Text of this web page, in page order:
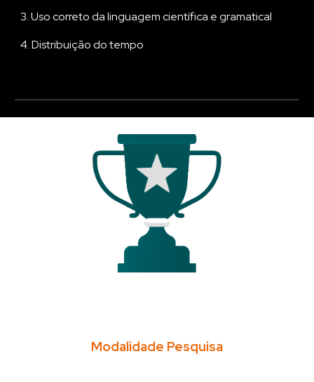
3. Uso correto da linguagem científica e gramatical
4. Distribuição do tempo
Modalidade Pesquisa